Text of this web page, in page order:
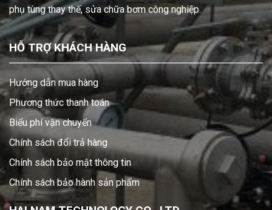
phụ tùng thay thế, sửa chữa bơm công nghiệp.
HỖ TRỢ KHÁCH HÀNG
Hướng dẫn mua hàng
Phương thức thanh toán
Biểu phí vận chuyển
Chính sách đổi trả hàng
Chính sách bảo mật thông tin
Chính sách bảo hành sản phẩm